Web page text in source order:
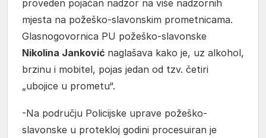
proveden pojačan nadzor na više nadzornih
mjesta na požeško-slavonskim prometnicama.
Glasnogovornica PU požeško-slavonske
Nikolina Janković naglašava kako je, uz alkohol,
brzinu i mobitel, pojas jedan od tzv. četiri
„ubojice u prometu“.
-Na području Policijske uprave požeško-
slavonske u protekloj godini procesuiran je